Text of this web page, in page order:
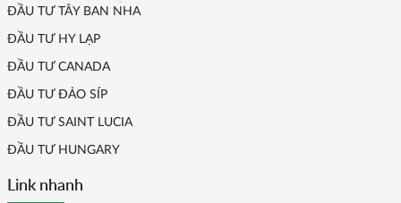
ĐẦU TƯ TÂY BAN NHA
ĐẦU TƯ HY LẠP
ĐẦU TƯ CANADA
ĐẦU TƯ ĐẢO SÍP
ĐẦU TƯ SAINT LUCIA
ĐẦU TƯ HUNGARY
Link nhanh